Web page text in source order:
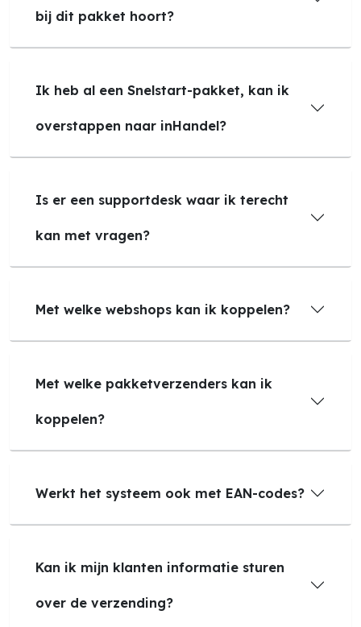
bij dit pakket hoort?
Ik heb al een Snelstart-pakket, kan ik
overstappen naar inHandel?
Is er een supportdesk waar ik terecht
kan met vragen?
Met welke webshops kan ik koppelen?
Met welke pakketverzenders kan ik
koppelen?
Werkt het systeem ook met EAN-codes?
Kan ik mijn klanten informatie sturen
over de verzending?